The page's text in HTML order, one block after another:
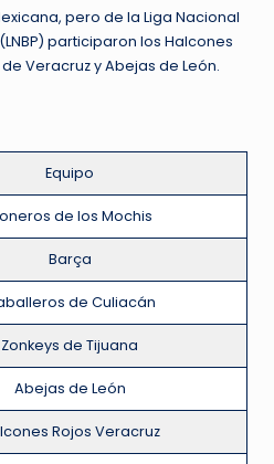
pero de la Liga Nacional
participaron los Halcones
Veracruz y Abejas de León.
Equipo
de los Mochis
Barça
de Culiacán
Zonkeys de Tijuana
Abejas de León
Rojos Veracruz